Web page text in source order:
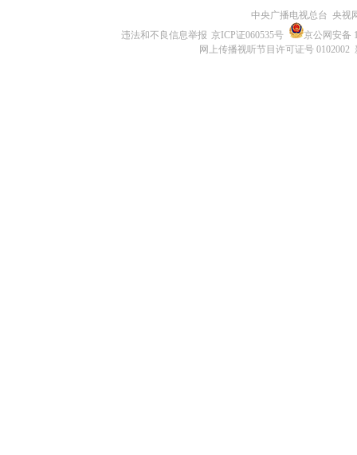
中央广播电视总台 央视
违法和不良信息举报 京ICP证060535号
京公网安备
网上传播视听节目许可证号 0102002